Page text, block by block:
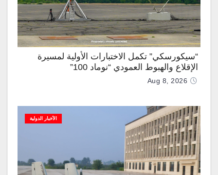
“سيكورسكي” تكمل الاختبارات الأولية لمسيرة
الإقلاع والهبوط العمودي “نوماد 100”
Aug 8, 2026
الأخبار الدولية